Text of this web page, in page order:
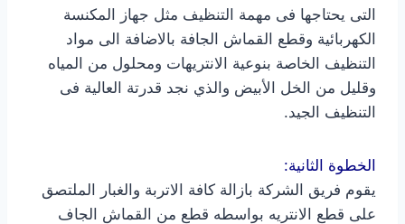
التى يحتاجها فى مهمة التنظيف مثل جهاز المكنسة
الكهربائية وقطع القماش الجافة بالاضافة الى مواد
التنظيف الخاصة بنوعية الانتريهات ومحلول من المياه
وقليل من الخل الأبيض والذي نجد قدرتة العالية فى
التنظيف الجيد.
الخطوة الثانية:
يقوم فريق الشركة بازالة كافة الاتربة والغبار الملتصق
على قطع الانتريه بواسطه قطع من القماش الجاف